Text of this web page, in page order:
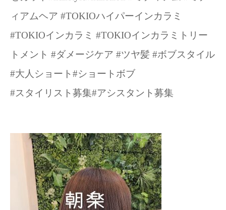
ィアムヘア #TOKIOハイパーインカラミ
#TOKIOインカラミ #TOKIOインカラミトリー
トメント #ダメージケア #ツヤ髪 #ボブスタイル
#大人ショート#ショートボブ
#スタイリスト募集#アシスタント募集